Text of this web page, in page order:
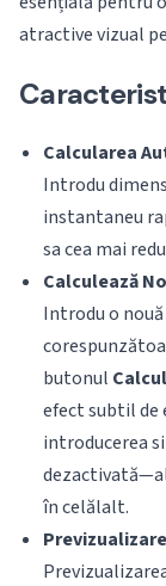
atractive vizual
Calcularea
Introdu
instantaneu
sa cea mai
Calculează
Introdu o
butonul
efect subtil de
introducerea
în celălalt.